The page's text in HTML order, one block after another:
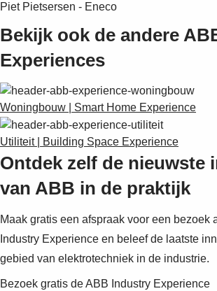
Piet Pietsersen - Eneco
Bekijk ook de andere
Experiences
Woningbouw | Smart Home Experience
Utiliteit | Building Space Experience
Ontdek zelf de nieuwste
van ABB in de praktijk
Maak gratis een afspraak voor een bezoek
Industry Experience en beleef de laatste
gebied van elektrotechniek in de industrie.
Bezoek gratis de ABB Industry Experience